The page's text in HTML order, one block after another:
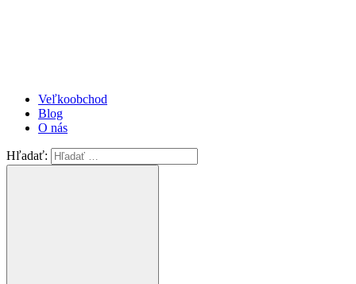
Veľkoobchod
Blog
O nás
Hľadať: